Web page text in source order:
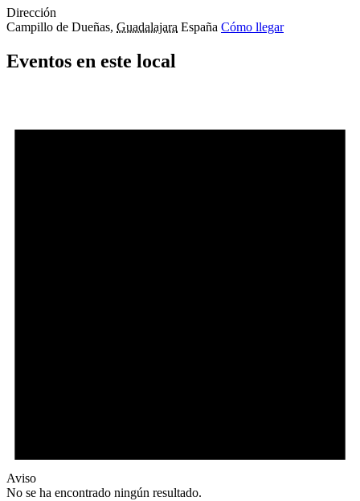
Dirección
Campillo de Dueñas, Guadalajara España Cómo llegar
Eventos en este local
Aviso
No se ha encontrado ningún resultado.